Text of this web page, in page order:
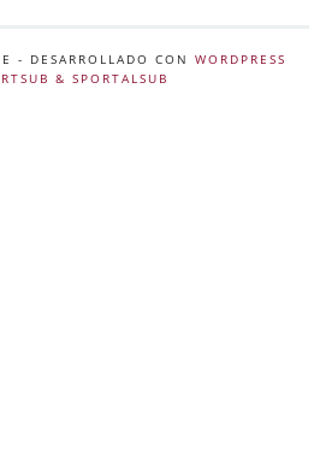
- DESARROLLADO CON WORDPRESS
& SPORTALSUB